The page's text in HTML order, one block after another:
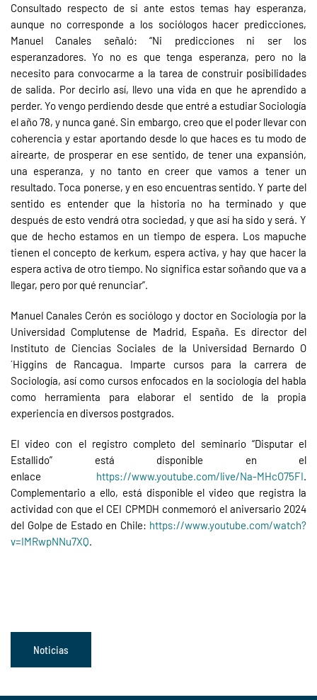
Consultado respecto de si ante estos temas hay esperanza,
aunque no corresponde a los sociólogos hacer predicciones,
Manuel Canales señaló: “Ni predicciones ni ser los
esperanzadores. Yo no es que tenga esperanza, pero no la
necesito para convocarme a la tarea de construir posibilidades
de salida. Por decirlo así, llevo una vida en que he aprendido a
perder. Yo vengo perdiendo desde que entré a estudiar Sociología
el año 78, y nunca gané. Sin embargo, creo que el poder llevar con
coherencia y estar aportando desde lo que haces es tu modo de
airearte, de prosperar en ese sentido, de tener una expansión,
una esperanza, y no tanto en creer que vamos a tener un
resultado. Toca ponerse, y en eso encuentras sentido. Y parte del
sentido es entender que la historia no ha terminado y que
después de esto vendrá otra sociedad, y que así ha sido y será. Y
que de hecho estamos en un tiempo de espera. Los mapuche
tienen el concepto de kerkum, espera activa, y hay que hacer la
espera activa de otro tiempo. No significa estar soñando que va a
llegar, pero por qué renunciar”.
Manuel Canales Cerón es sociólogo y doctor en Sociología por la
Universidad Complutense de Madrid, España. Es director del
Instituto de Ciencias Sociales de la Universidad Bernardo O
´Higgins de Rancagua. Imparte cursos para la carrera de
Sociología, así como cursos enfocados en la sociología del habla
como herramienta para elaborar el sentido de la propia
experiencia en diversos postgrados.
El video con el registro completo del seminario “Disputar el
Estallido” está disponible en el
enlace https://www.youtube.com/live/Na-MHcO75FI.
Complementario a ello, está disponible el video que registra la
actividad con que el CEI CPMDH conmemoró el aniversario 2024
del Golpe de Estado en Chile: https://www.youtube.com/watch?
v=IMRwpNNu7XQ.
Noticias